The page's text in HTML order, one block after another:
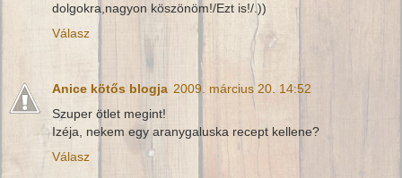
dolgokra,nagyon köszönöm!/Ezt is!/.))
Válasz
Anice kötős blogja 2009. március 20. 14:52
Szuper ötlet megint!
Izéja, nekem egy aranygaluska recept kellene?
Válasz